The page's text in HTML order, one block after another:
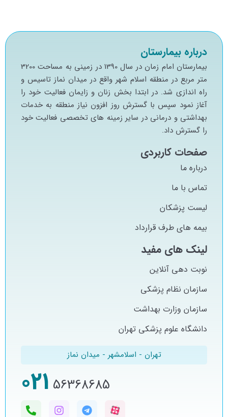
درباره بیمارستان
بيمارستان امام زمان در سال 1390 در زميني به مساحت 3200
متر مربع در منطقه اسلام شهر واقع در ميدان نماز تاسيس و
راه اندازي شد. در ابتدا بخش زنان و زايمان فعاليت خود را
آغاز نمود سپس با گسترش روز افزون نياز منطقه به خدمات
بهداشتي و درماني در ساير زمينه هاي تخصصي فعاليت خود
را گسترش داد.
صفحات کاربردی
درباره ما
تماس با ما
لیست پزشکان
بیمه های طرف قرارداد
لینک های مفید
نوبت دهی آنلاین
سازمان نظام پزشکی
سازمان وزارت بهداشت
دانشگاه علوم پزشکی تهران
تهران - اسلامشهر - میدان نماز
56368685
021